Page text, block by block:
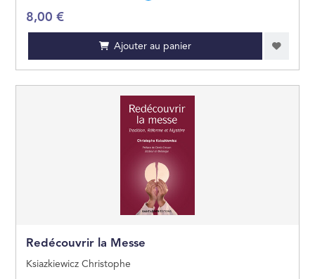
8,00 €
Ajouter au panier
Redécouvrir la Messe
Ksiazkiewicz Christophe